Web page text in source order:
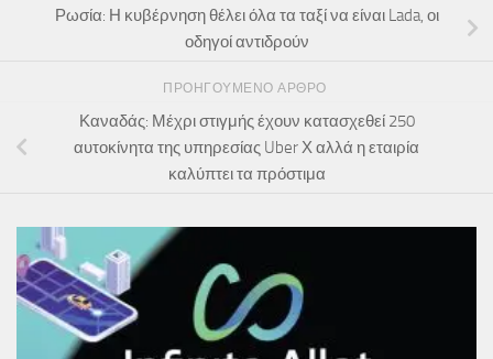
Ρωσία: Η κυβέρνηση θέλει όλα τα ταξί να είναι Lada, οι
οδηγοί αντιδρούν
ΠΡΟΗΓΟΎΜΕΝΟ ΆΡΘΡΟ
Καναδάς: Μέχρι στιγμής έχουν κατασχεθεί 250
αυτοκίνητα της υπηρεσίας Uber Χ αλλά η εταιρία
καλύπτει τα πρόστιμα